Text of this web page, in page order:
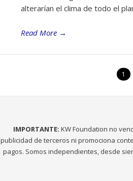
alterarían el clima de todo el
Read More →
1
IMPORTANTE: KW Foundation no
publicidad de terceros ni promociona
pagos. Somos independientes, desde